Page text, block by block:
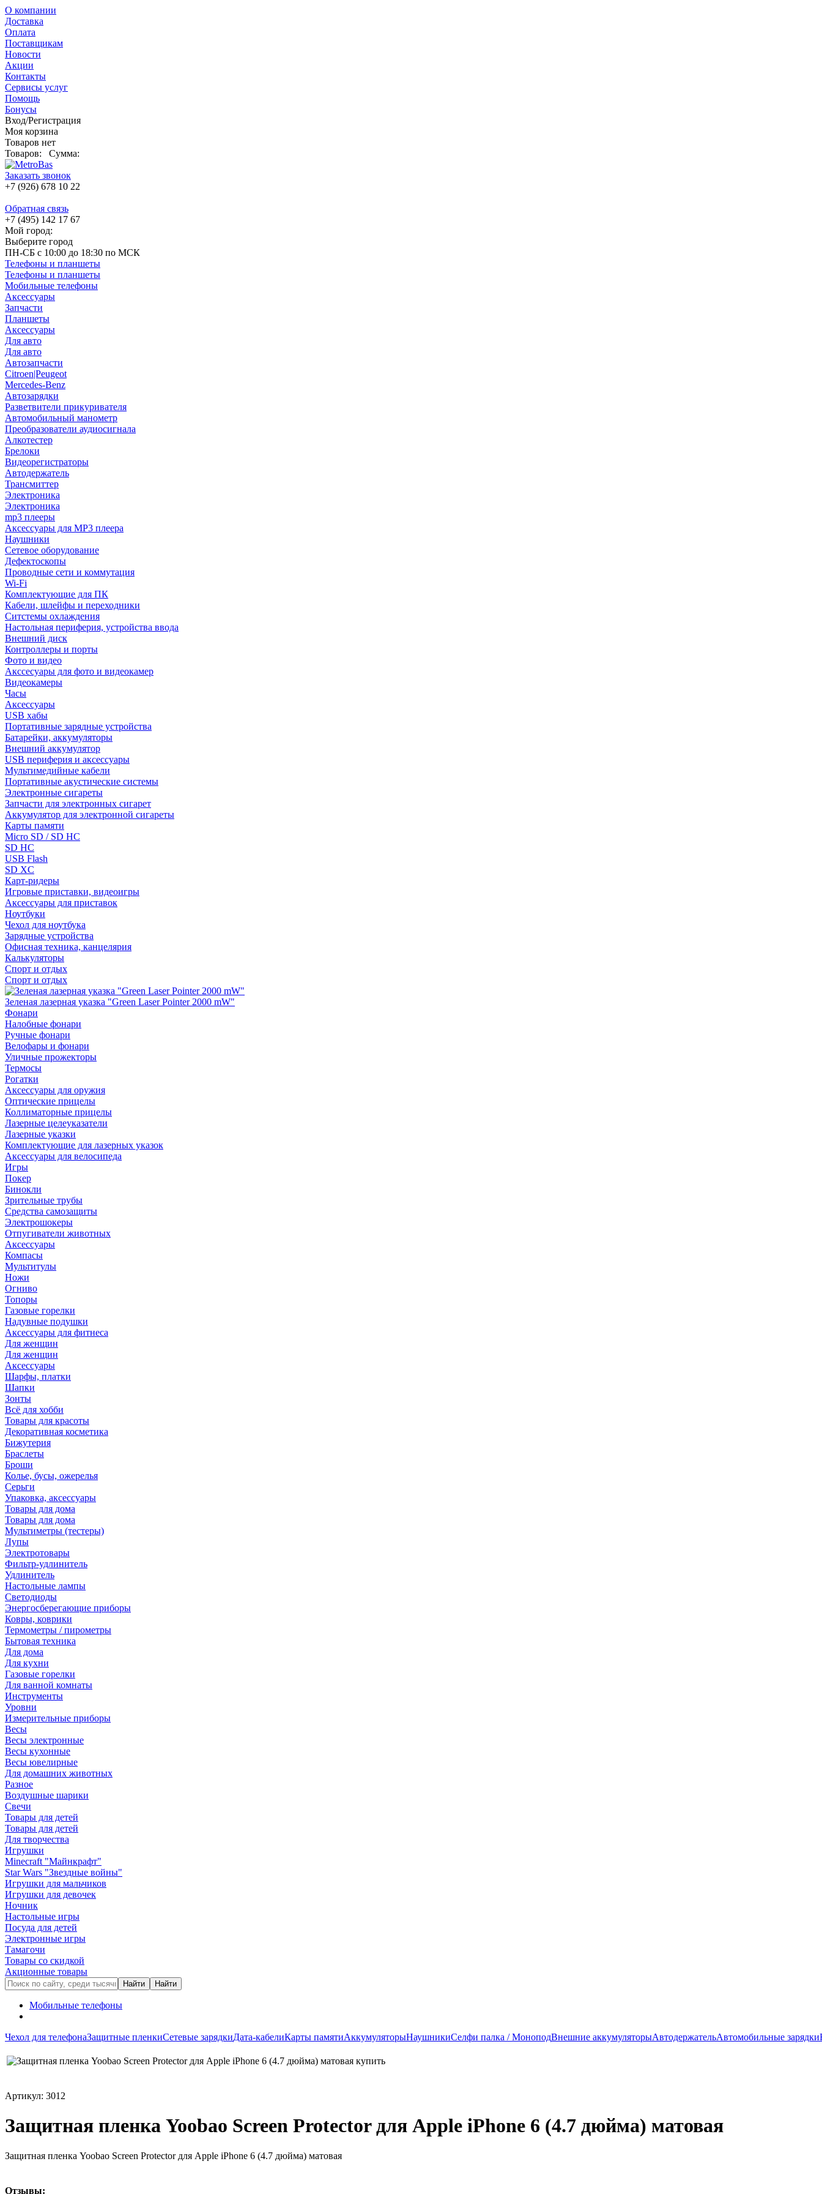
О компании
Доставка
Оплата
Поставщикам
Новости
Акции
Контакты
Сервисы услуг
Помощь
Бонусы
Вход/Регистрация
Моя корзина
Товаров нет
Товаров:
Сумма:
Заказать звонок
+7 (926) 678 10 22
Обратная связь
+7 (495) 142 17 67
Мой город:
Выберите город
ПН-СБ с 10:00 до 18:30 по МСК
Телефоны и планшеты
Телефоны и планшеты
Мобильные телефоны
Аксессуары
Запчасти
Планшеты
Аксессуары
Для авто
Для авто
Автозапчасти
Citroen|Peugeot
Mercedes-Benz
Автозарядки
Разветвители прикуривателя
Автомобильный манометр
Преобразователи аудиосигнала
Алкотестер
Брелоки
Видеорегистраторы
Автодержатель
Трансмиттер
Электроника
Электроника
mp3 плееры
Аксессуары для MP3 плеера
Наушники
Сетевое оборудование
Дефектоскопы
Проводные сети и коммутация
Wi-Fi
Комплектующие для ПК
Кабели, шлейфы и переходники
Ситстемы охлаждения
Настольная периферия, устройства ввода
Внешний диск
Контроллеры и порты
Фото и видео
Акссесуары для фото и видеокамер
Видеокамеры
Часы
Аксессуары
USB хабы
Портативные зарядные устройства
Батарейки, аккумуляторы
Внешний аккумулятор
USB периферия и аксессуары
Мультимедийные кабели
Портативные акустические системы
Электронные сигареты
Запчасти для электронных сигарет
Аккумулятор для электронной сигареты
Карты памяти
Micro SD / SD HC
SD HC
USB Flash
SD XC
Карт-ридеры
Игровые приставки, видеоигры
Аксессуары для приставок
Ноутбуки
Чехол для ноутбука
Зарядные устройства
Офисная техника, канцелярия
Калькуляторы
Спорт и отдых
Спорт и отдых
Зеленая лазерная указка "Green Laser Pointer 2000 mW"
Фонари
Налобные фонари
Ручные фонари
Велофары и фонари
Уличные прожекторы
Термосы
Рогатки
Аксессуары для оружия
Оптические прицелы
Коллиматорные прицелы
Лазерные целеуказатели
Лазерные указки
Комплектующие для лазерных указок
Аксессуары для велосипеда
Игры
Покер
Бинокли
Зрительные трубы
Средства самозащиты
Электрошокеры
Отпугиватели животных
Аксессуары
Компасы
Мультитулы
Ножи
Огниво
Топоры
Газовые горелки
Надувные подушки
Аксессуары для фитнеса
Для женщин
Для женщин
Аксессуары
Шарфы, платки
Шапки
Зонты
Всё для хобби
Товары для красоты
Декоративная косметика
Бижутерия
Браслеты
Броши
Колье, бусы, ожерелья
Серьги
Упаковка, аксессуары
Товары для дома
Товары для дома
Мультиметры (тестеры)
Лупы
Электротовары
Фильтр-удлинитель
Удлинитель
Настольные лампы
Светодиоды
Энергосберегающие приборы
Ковры, коврики
Термометры / пирометры
Бытовая техника
Для дома
Для кухни
Газовые горелки
Для ванной комнаты
Инструменты
Уровни
Измерительные приборы
Весы
Весы электронные
Весы кухонные
Весы ювелирные
Для домашних животных
Разное
Воздушные шарики
Свечи
Товары для детей
Товары для детей
Для творчества
Игрушки
Minecraft "Майнкрафт"
Star Wars "Звездные войны"
Игрушки для мальчиков
Игрушки для девочек
Ночник
Настольные игры
Посуда для детей
Электронные игры
Тамагочи
Товары со скидкой
Акционные товары
Мобильные телефоны
Чехол для телефонаЗащитные пленкиСетевые зарядкиДата-кабелиКарты памятиАккумуляторыНаушникиСелфи палка / МоноподВнешние аккумуляторыАвтодержательАвтомобильные зарядки
Артикул: 3012
Защитная пленка Yoobao Screen Protector для Apple iPhone 6 (4.7 дюйма) матовая
Защитная пленка Yoobao Screen Protector для Apple iPhone 6 (4.7 дюйма) матовая
Oтзывы: